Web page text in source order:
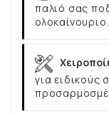
παλιό σας
ολοκαίνουριο.
για ειδικούς